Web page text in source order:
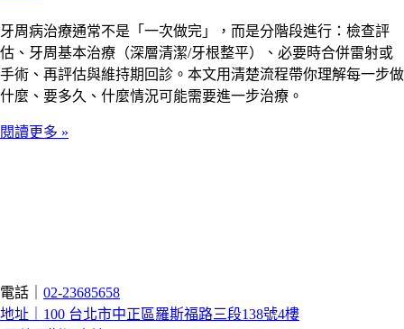
牙周病治療通常不是「一次做完」，而是分階段進行：檢查評
估、牙周基本治療（深層清潔/牙根整平）、必要時合併雷射或
手術、再評估與維持期回診。本文用清楚流程帶你理解每一步做
什麼、要多久、什麼情況可能需要進一步治療。
閱讀更多 »
電話｜ 02-23685658
地址｜100 台北市中正區羅斯福路三段138號4樓